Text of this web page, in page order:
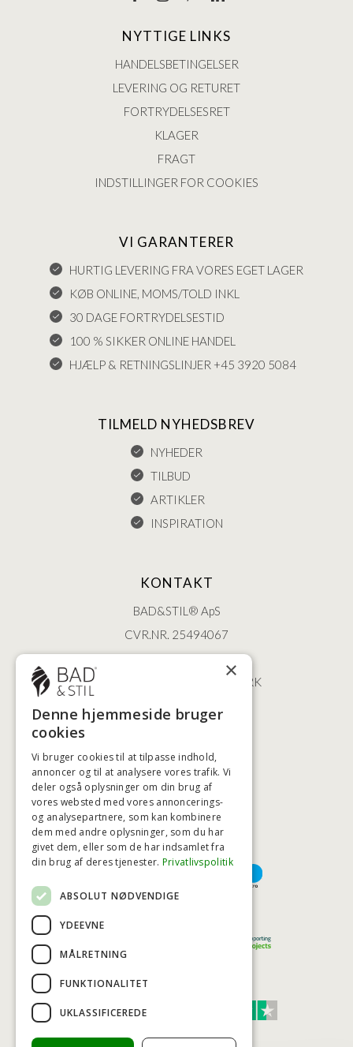
NYTTIGE LINKS
HANDELSBETINGELSER
LEVERING OG RETURET
FORTRYDELSESRET
KLAGER
FRAGT
INDSTILLINGER FOR COOKIES
VI GARANTERER
HURTIG LEVERING FRA VORES EGET LAGER
KØB ONLINE, MOMS/TOLD INKL
30 DAGE FORTRYDELSESTID
100 % SIKKER ONLINE HANDEL
HJÆLP & RETNINGSLINJER +45 3920 5084
TILMELD NYHEDSBREV
NYHEDER
TILBUD
ARTIKLER
INSPIRATION
KONTAKT
BAD&STIL® ApS
CVR.NR. 25494067
ØSTERBROGADE 202
2100 KØBENHAVN • DANMARK
+45 3920 5084
HØJESTE KREDITVÆRDIGHED
BETALINGSMULIGHEDER
TRUST SCORE 4,7
×
Denne hjemmeside bruger
cookies
Vi bruger cookies til at tilpasse indhold,
annoncer og til at analysere vores trafik. Vi
deler også oplysninger om din brug af
vores websted med vores annoncerings-
og analysepartnere, som kan kombinere
dem med andre oplysninger, som du har
givet dem, eller som de har indsamlet fra
din brug af deres tjenester. Privatlivspolitik
ABSOLUT NØDVENDIGE
YDEEVNE
MÅLRETNING
FUNKTIONALITET
UKLASSIFICEREDE